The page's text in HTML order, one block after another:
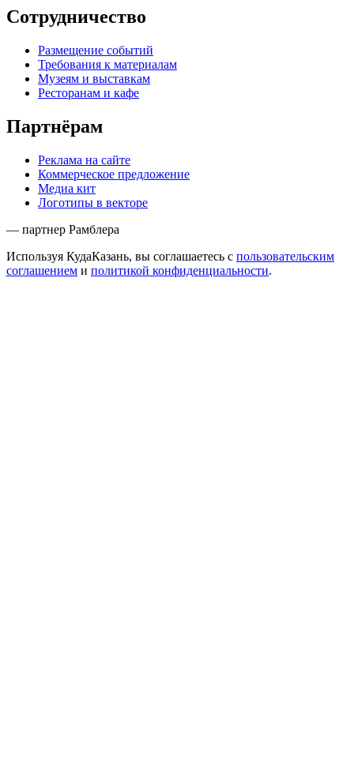
Сотрудничество
Размещение событий
Требования к материалам
Музеям и выставкам
Ресторанам и кафе
Партнёрам
Реклама на сайте
Коммерческое предложение
Медиа кит
Логотипы в векторе
— партнер Рамблера
Используя КудаКазань, вы соглашаетесь с пользовательским
соглашением и политикой конфиденциальности.